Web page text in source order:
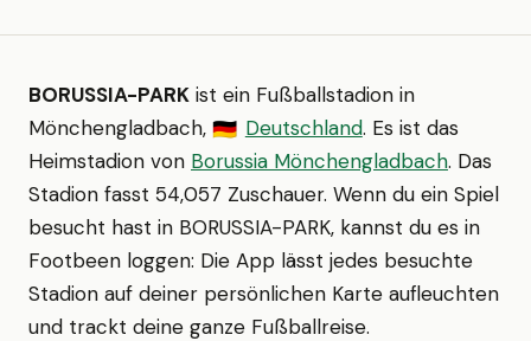
BORUSSIA-PARK ist ein Fußballstadion in
Mönchengladbach, 🇩🇪 Deutschland. Es ist das
Heimstadion von Borussia Mönchengladbach. Das
Stadion fasst 54,057 Zuschauer. Wenn du ein Spiel
besucht hast in BORUSSIA-PARK, kannst du es in
Footbeen loggen: Die App lässt jedes besuchte
Stadion auf deiner persönlichen Karte aufleuchten
und trackt deine ganze Fußballreise.